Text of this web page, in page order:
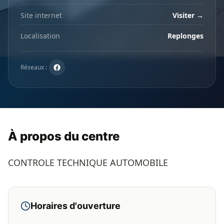
Site internet Visiter →
Localisation Replonges
Réseaux :
À propos du centre
CONTROLE TECHNIQUE AUTOMOBILE
Horaires d'ouverture